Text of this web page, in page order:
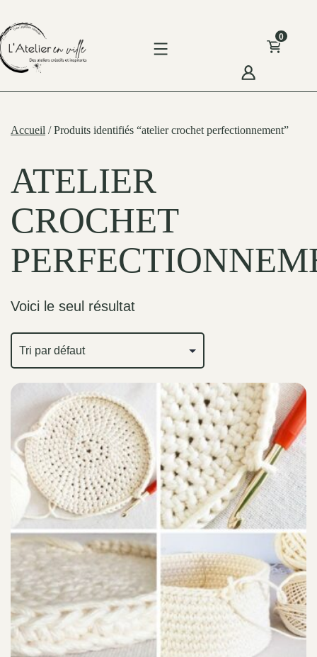
to
content
0
Accueil / Produits identifiés “atelier crochet perfectionnement”
ATELIER
CROCHET
Voici le seul résultat